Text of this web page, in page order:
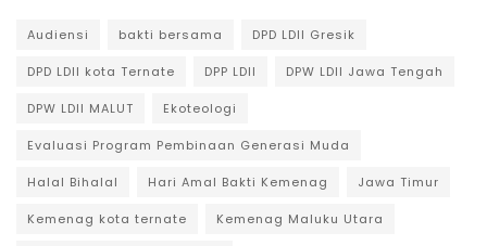
Audiensi bakti bersama DPD LDII Gresik
DPD LDII kota Ternate DPP LDII DPW LDII Jawa Tengah
DPW LDII MALUT Ekoteologi
Evaluasi Program Pembinaan Generasi Muda
Halal Bihalal Hari Amal Bakti Kemenag Jawa Timur
Kemenag kota ternate Kemenag Maluku Utara